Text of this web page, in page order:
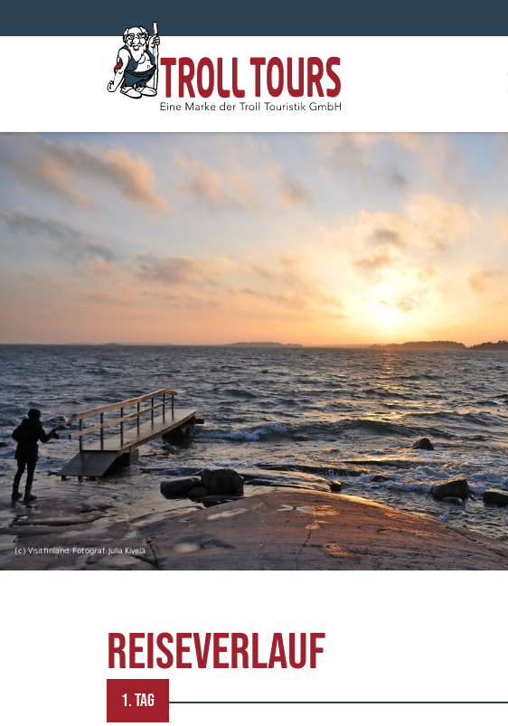
(c) Visitfinland, Fotograf: Julia Kivelä
REISEVERLAUF
1. TAG